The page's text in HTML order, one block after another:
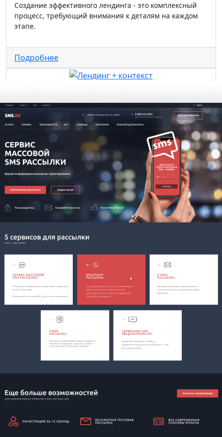
Создание эффективного лендинга - это комплексный
процесс, требующий внимания к деталям на каждом
этапе.
Подробнее